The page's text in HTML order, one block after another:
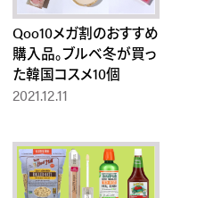
Qoo10メガ割のおすすめ
購入品。ブルベ冬が買っ
た韓国コスメ10個
2021.12.11